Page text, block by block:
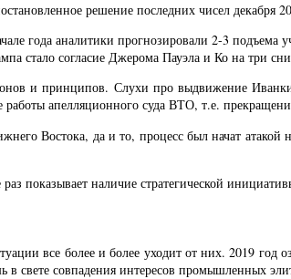
решение последних чисел декабря
года аналитики прогнозировали 2-3 подъема
стало согласие Джерома Пауэла и Ко на три
и принципов. Слухи про выдвижение
апелляционного суда ВТО, т.е.
Востока, да и то, процесс был начат
показывает наличие стратегической
все более и более уходит от них. 2019
в свете совпадения интересов промышленных